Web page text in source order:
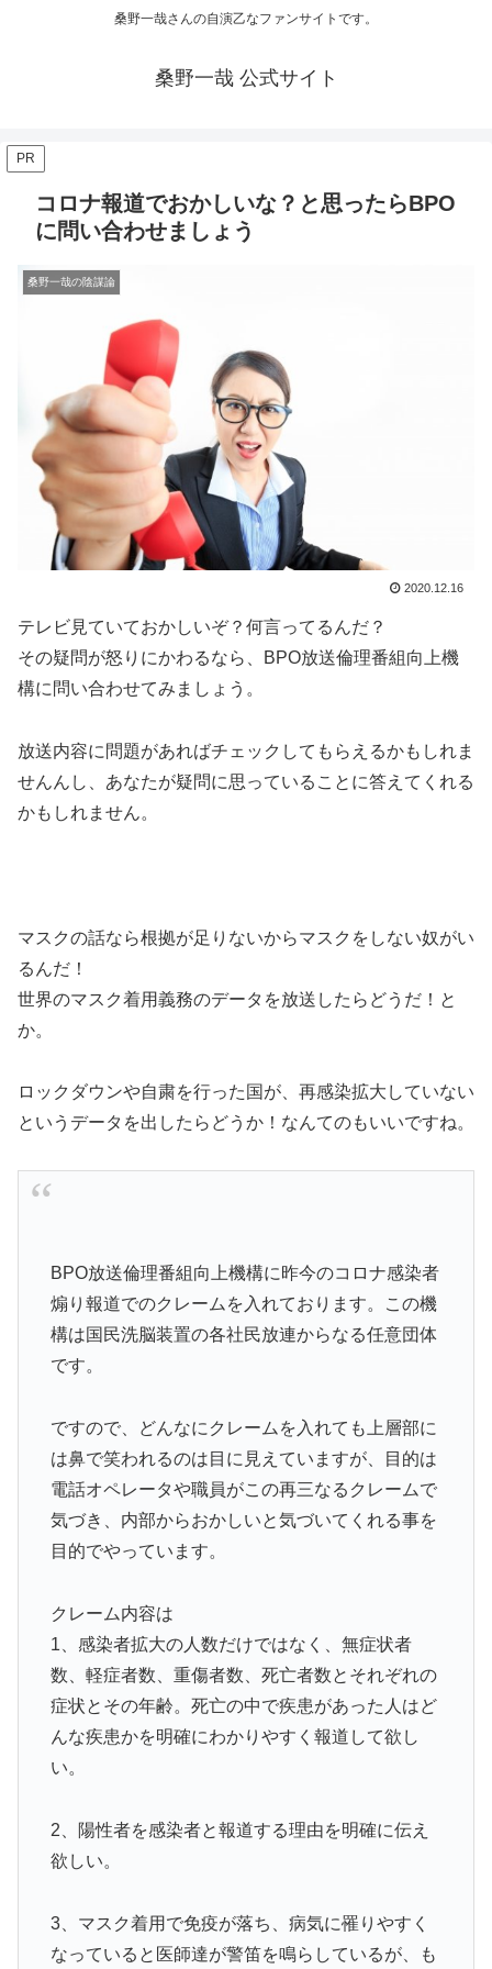
桑野一哉さんの自演乙なファンサイトです。
桑野一哉 公式サイト
PR
コロナ報道でおかしいな？と思ったらBPO
に問い合わせましょう
桑野一哉の陰謀論
2020.12.16
テレビ見ていておかしいぞ？何言ってるんだ？
その疑問が怒りにかわるなら、BPO放送倫理番組向上機
構に問い合わせてみましょう。
放送内容に問題があればチェックしてもらえるかもしれま
せんんし、あなたが疑問に思っていることに答えてくれる
かもしれません。
マスクの話なら根拠が足りないからマスクをしない奴がい
るんだ！
世界のマスク着用義務のデータを放送したらどうだ！と
か。
ロックダウンや自粛を行った国が、再感染拡大していない
というデータを出したらどうか！なんてのもいいですね。
BPO放送倫理番組向上機構に昨今のコロナ感染者
煽り報道でのクレームを入れております。この機
構は国民洗脳装置の各社民放連からなる任意団体
です。
ですので、どんなにクレームを入れても上層部に
は鼻で笑われるのは目に見えていますが、目的は
電話オペレータや職員がこの再三なるクレームで
気づき、内部からおかしいと気づいてくれる事を
目的でやっています。
クレーム内容は
1、感染者拡大の人数だけではなく、無症状者
数、軽症者数、重傷者数、死亡者数とそれぞれの
症状とその年齢。死亡の中で疾患があった人はど
んな疾患かを明確にわかりやすく報道して欲し
い。
2、陽性者を感染者と報道する理由を明確に伝え
欲しい。
3、マスク着用で免疫が落ち、病気に罹りやすく
なっていると医師達が警笛を鳴らしているが、も